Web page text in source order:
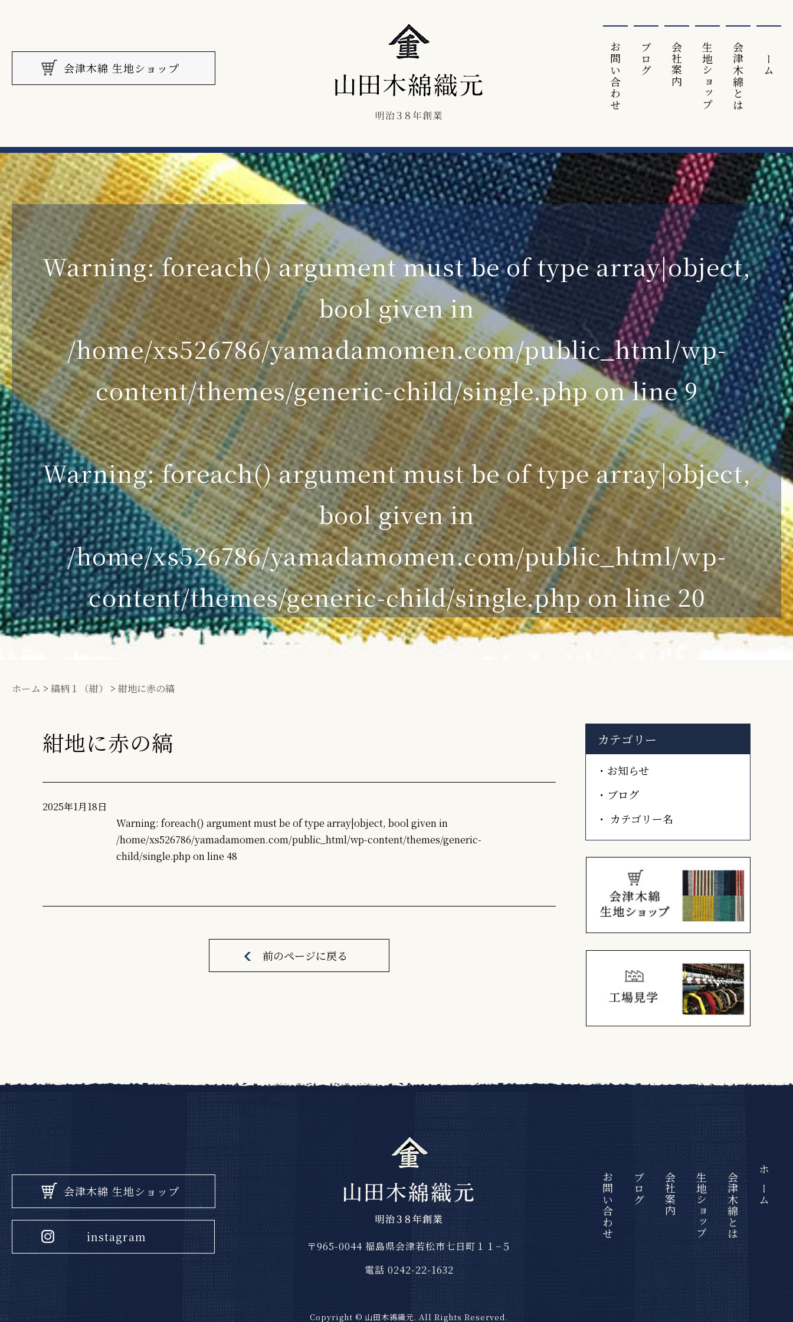
会津木綿 生地ショップ ホーム
会津⽊綿とは
生地ショップ
会社案内
ブログ
お問い合わせ
Warning: foreach() argument must be of type array|object,
bool given in
/home/xs526786/yamadamomen.com/public_html/wp-
content/themes/generic-child/single.phpon line9
Warning: foreach() argument must be of type array|object,
bool given in
/home/xs526786/yamadamomen.com/public_html/wp-
content/themes/generic-child/single.phpon line20
ホーム > 縞柄１（紺） >紺地に赤の縞
紺地に赤の縞
2025年1月18日
Warning: foreach() argument must be of type array|object, bool given in
/home/xs526786/yamadamomen.com/public_html/wp-content/themes/generic-
child/single.php on line 48
前のページに戻る
カテゴリー
お知らせ
ブログ
カテゴリー名
会津木綿 生地ショップ
instagram
〒965-0044 福島県会津若松市七日町１１−５
電話 0242-22-1632
Copyright © 山田木綿織元. All Rights Reserved.
ホーム
会津⽊綿とは
生地ショップ
会社案内
ブログ
お問い合わせ